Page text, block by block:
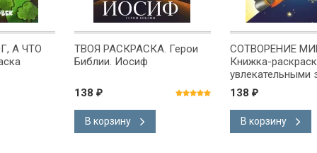
А ЧТО
ТВОЯ РАСКРАСКА. Герои
Библии. Иосиф
138 ₽
В корзину
СОТВОРЕНИЕ
Книжка-
увлекательными
и заданиями
138 ₽
В корзину